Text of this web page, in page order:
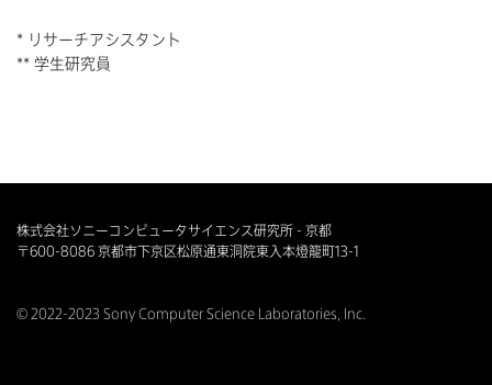
* リサーチアシスタント
** 学生研究員
株式会社ソニーコンピュータサイエンス研究所 - 京都
〒600-8086 京都市下京区松原通東洞院東入本燈籠町13-1
© 2022-2023 Sony Computer Science Laboratories, Inc.